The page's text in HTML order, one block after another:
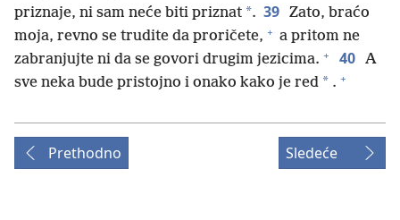
priznaje, ni sam neće biti priznat *. 39 Zato, braćo
moja, revno se trudite da proričete, + a pritom ne
zabranjujte ni da se govori drugim jezicima. + 40 A
sve neka bude pristojno i onako kako je red * . +
Prethodno Sledeće